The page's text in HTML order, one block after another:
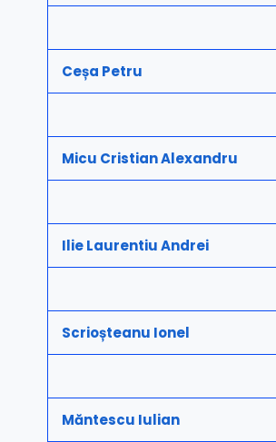
Ceșa Petru
Micu Cristian Alexandru
Ilie Laurentiu Andrei
Scrioșteanu Ionel
Măntescu Iulian